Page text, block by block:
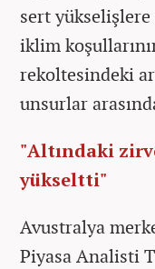
sert
iklim
rekoltesindeki
unsurlar
"Altındaki
yükseltti"
Avustralya
Piyasa Analisti